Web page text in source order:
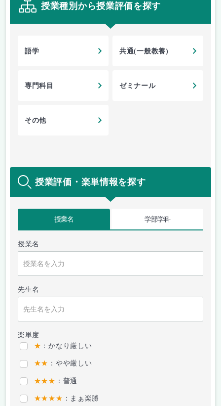
授業種別から授業評価を探す
語学 共通(一般教養)
専門科目 ゼミナール
その他
授業評価・楽単情報を探す
授業名 学部学科
授業名
先生名
楽単度
★ ：かなり厳しい
★★ ：やや厳しい
★★★ ：普通
★★★★ ：まぁ楽勝